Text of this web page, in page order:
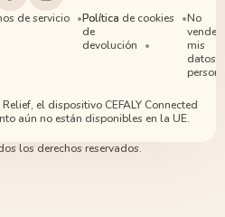
de servicio
Política
de
devolución
Política de cookies
No
vender
mis
datos
el dispositivo CEFALY Connected
aún no están disponibles en la UE.
los derechos reservados.